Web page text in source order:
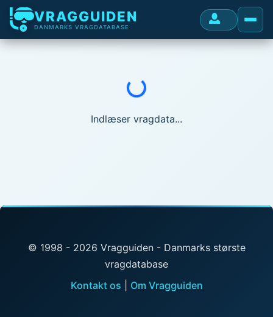
VRAGGUIDEN
DANMARKS VRAGDATABASE
Indlæser...
Indlæser vragdata...
© 1998 - 2026 Vragguiden - Danmarks største
vragdatabase
Kontakt os
Om Vragguiden